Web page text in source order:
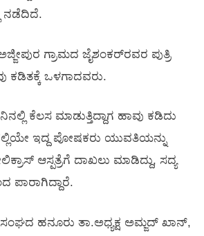
ನಡೆದಿದೆ.
ಗ್ರಾಮದ ಜೈಶಂಕರ್‌ರವರ ಪುತ್ರಿ
ಕಡಿತಕ್ಕೆ ಒಳಗಾದವರು.
ಕೆಲಸ ಮಾಡುತ್ತಿದ್ದಾಗ ಹಾವು ಕಡಿದು
ಇದ್ದ ಪೋಷಕರು ಯುವತಿಯನ್ನು
ಆಸ್ಪತ್ರೆಗೆ ದಾಖಲು ಮಾಡಿದ್ದು, ಸದ್ಯ
ಪಾರಾಗಿದ್ದಾರೆ.
ಸಂಘದ ಹನೂರು ತಾ.ಅಧ್ಯಕ್ಷ ಅಮ್ಜದ್ ಖಾನ್,